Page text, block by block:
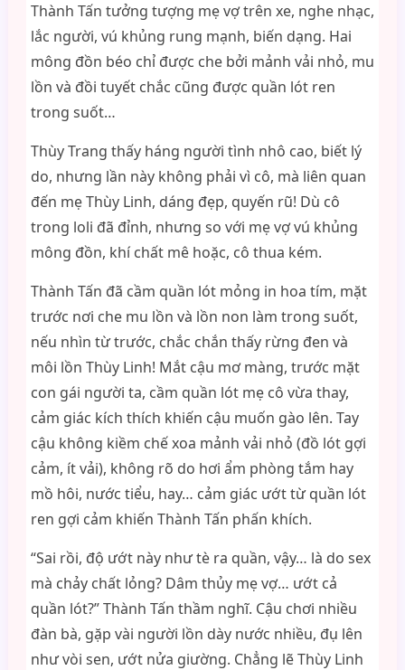
Thành Tấn tưởng tượng mẹ vợ trên xe, nghe nhạc,
lắc người, vú khủng rung mạnh, biến dạng. Hai
mông đồn béo chỉ được che bởi mảnh vải nhỏ, mu
lồn và đồi tuyết chắc cũng được quần lót ren
trong suốt…
Thùy Trang thấy háng người tình nhô cao, biết lý
do, nhưng lần này không phải vì cô, mà liên quan
đến mẹ Thùy Linh, dáng đẹp, quyến rũ! Dù cô
trong loli đã đỉnh, nhưng so với mẹ vợ vú khủng
mông đồn, khí chất mê hoặc, cô thua kém.
Thành Tấn đã cầm quần lót mỏng in hoa tím, mặt
trước nơi che mu lồn và lồn non làm trong suốt,
nếu nhìn từ trước, chắc chắn thấy rừng đen và
môi lồn Thùy Linh! Mắt cậu mơ màng, trước mặt
con gái người ta, cầm quần lót mẹ cô vừa thay,
cảm giác kích thích khiến cậu muốn gào lên. Tay
cậu không kiềm chế xoa mảnh vải nhỏ (đồ lót gợi
cảm, ít vải), không rõ do hơi ẩm phòng tắm hay
mồ hôi, nước tiểu, hay… cảm giác ướt từ quần lót
ren gợi cảm khiến Thành Tấn phấn khích.
“Sai rồi, độ ướt này như tè ra quần, vậy… là do sex
mà chảy chất lỏng? Dâm thủy mẹ vợ… ướt cả
quần lót?” Thành Tấn thầm nghĩ. Cậu chơi nhiều
đàn bà, gặp vài người lồn dày nước nhiều, đụ lên
như vòi sen, ướt nửa giường. Chẳng lẽ Thùy Linh